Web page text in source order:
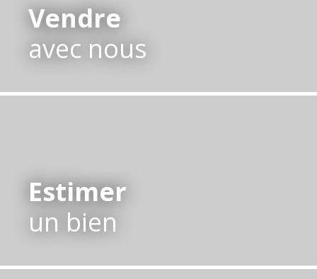
Vendre
avec nous
Estimer
un bien